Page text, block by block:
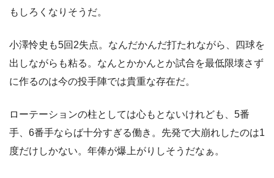
もしろくなりそうだ。
小澤怜史も5回2失点。なんだかんだ打たれながら、四球を
出しながらも粘る。なんとかかんとか試合を最低限壊さず
に作るのは今の投手陣では貴重な存在だ。
ローテーションの柱としては心もとないけれども、5番
手、6番手ならば十分すぎる働き。先発で大崩れしたのは1
度だけしかない。年俸が爆上がりしそうだなぁ。